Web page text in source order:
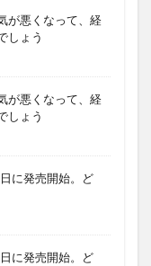
が悪くなって、経
しょう
が悪くなって、経
しょう
に発売開始。ど
に発売開始。ど